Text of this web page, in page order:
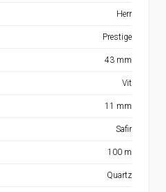
Herr
Prestige
43 mm
Vit
11 mm
Safir
100 m
Quartz